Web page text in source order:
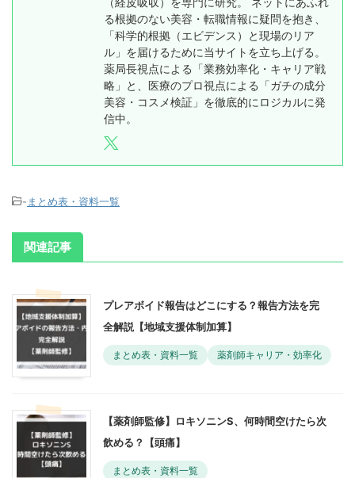
る根拠のない美容・転職情報に疑問を抱き、
「科学的根拠（エビデンス）と現場のリア
ル」を届けるために当サイトを立ち上げる。
薬局長視点による「業務効率化・キャリア戦
略」と、医療のプロ視点による「ガチの成分
美容・コスメ検証」を徹底的にロジカルに発
信中。
- まとめ表・資料一覧
関連記事
プレアボイド報告はどこにする？報告方法を完
全解説【地域支援体制加算】
まとめ表・資料一覧 薬剤師キャリア・効率化
【薬剤師監修】ロキソニンS、何時間空けたら次
飲める？【頭痛】
まとめ表・資料一覧